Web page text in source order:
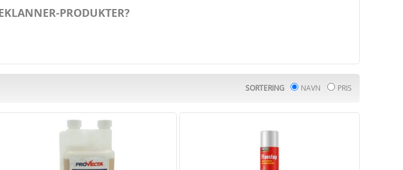
PRODUKTER?
vores pålidelige produkter – nemt, sikkert og effektivt.
SORTERING NAVN PRIS